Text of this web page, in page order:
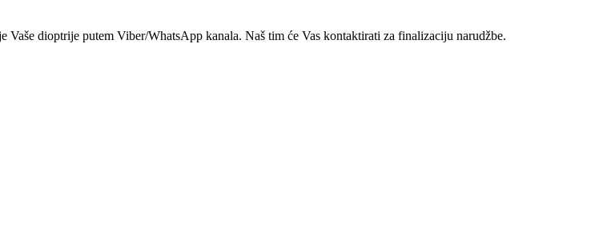
dioptrije putem Viber/WhatsApp kanala. Naš tim će Vas kontaktirati za finalizaciju narudžbe.